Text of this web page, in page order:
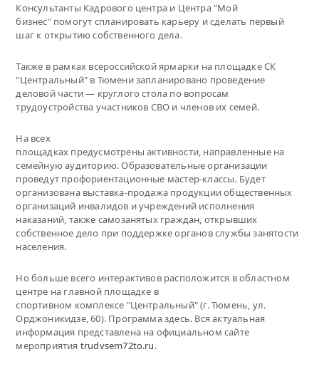
Консультанты Кадрового центра и Центра "Мой
бизнес" помогут спланировать карьеру и сделать первый
шаг к открытию собственного дела.
Также в рамках всероссийской ярмарки на площадке СК
"Центральный" в Тюмени запланировано проведение
деловой части — круглого стола по вопросам
трудоустройства участников СВО и членов их семей.
На всех
площадках предусмотрены активности, направленные на
семейную аудиторию. Образовательные организации
проведут профориентационные мастер-классы. Будет
организована выставка-продажа продукции общественных
организаций инвалидов и учреждений исполнения
наказаний, также самозанятых граждан, открывших
собственное дело при поддержке органов службы занятости
населения.
Но больше всего интерактивов расположится в областном
центре на главной площадке в
спортивном комплексе "Центральный" (г. Тюмень, ул.
Орджоникидзе, 60). Программа здесь. Вся актуальная
информация представлена на официальном сайте
мероприятия trudvsem72to.ru.